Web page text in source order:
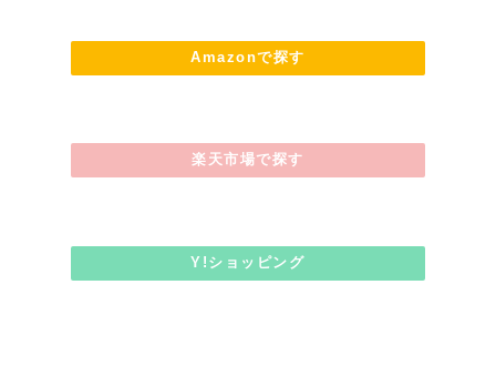
Amazonで探す
楽天市場で探す
Y!ショッピング